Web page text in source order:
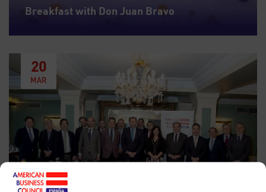
Breakfast with Don Juan Bravo
20
MAR